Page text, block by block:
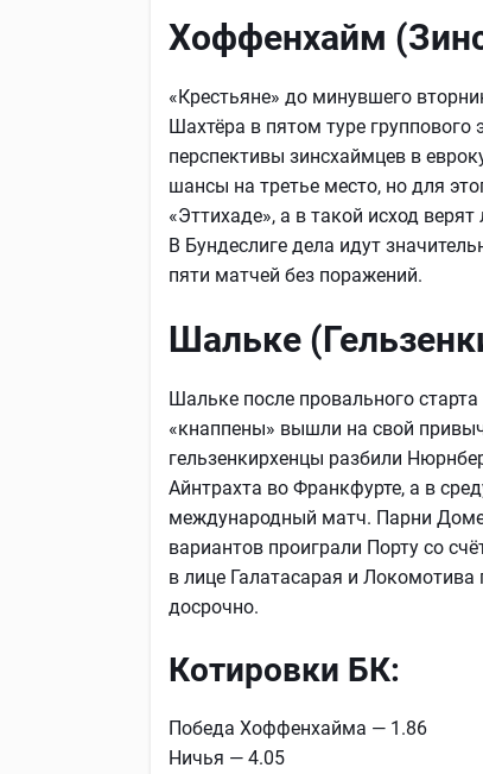
Хоффенхайм
«Крестьяне» до минувшего
Шахтёра в пятом туре
перспективы зинсхаймцев в
шансы на третье место, но для
«Эттихаде», а в такой исход
В Бундеслиге дела идут
пяти матчей без поражений.
Шальке
Шальке после провального
«кнаппены» вышли на свой
гельзенкирхенцы разбили
Айнтрахта во Франкфурте, а в
международный матч. Парни
вариантов проиграли Порту со
в лице Галатасарая и
досрочно.
Котировки БК:
Победа Хоффенхайма — 1.86
Ничья — 4.05